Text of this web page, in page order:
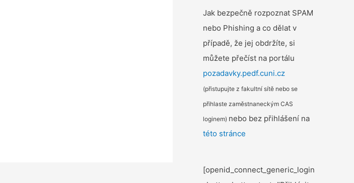
Jak bezpečně rozpoznat SPAM
nebo Phishing a co dělat v
případě, že jej obdržíte, si
můžete přečíst na portálu
pozadavky.pedf.cuni.cz
(přistupujte z fakultní sítě nebo se
přihlaste zaměstnaneckým CAS
loginem) nebo bez přihlášení na
této stránce
[openid_connect_generic_login